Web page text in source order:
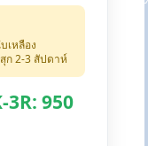
เหลือง
ก 2-3 สัปดาห์
3R: 950